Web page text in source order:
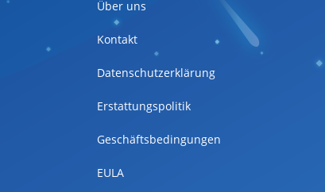
Über uns
Kontakt
Datenschutzerklärung
Erstattungspolitik
Geschäftsbedingungen
EULA